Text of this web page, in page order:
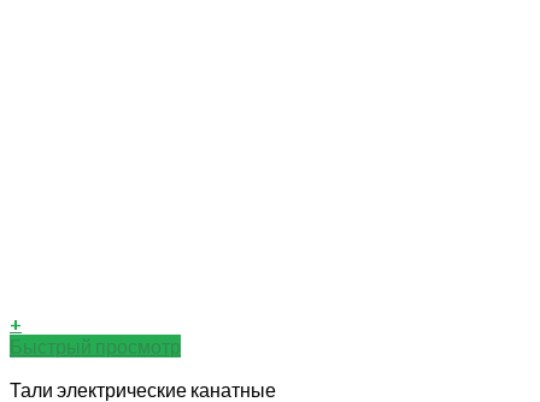
+
Быстрый просмотр
Тали электрические канатные